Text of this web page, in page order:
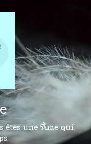
êtes une Âme qui